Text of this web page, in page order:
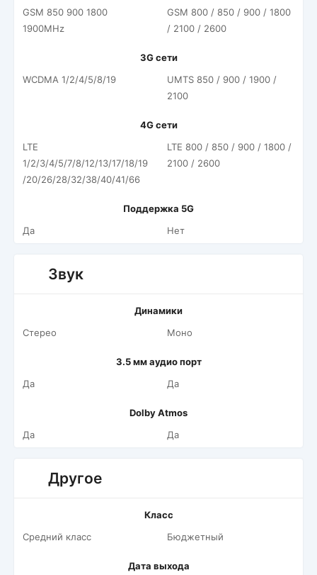
GSM 850 900 1800
1900MHz
GSM 800 / 850 / 900 / 1800
/ 2100 / 2600
3G сети
WCDMA 1/2/4/5/8/19
UMTS 850 / 900 / 1900 /
2100
4G сети
LTE
1/2/3/4/5/7/8/12/13/17/18/19
/20/26/28/32/38/40/41/66
LTE 800 / 850 / 900 / 1800 /
2100 / 2600
Поддержка 5G
Да
Нет
Звук
Динамики
Стерео
Моно
3.5 мм аудио порт
Да
Да
Dolby Atmos
Да
Да
Другое
Класс
Средний класс
Бюджетный
Дата выхода